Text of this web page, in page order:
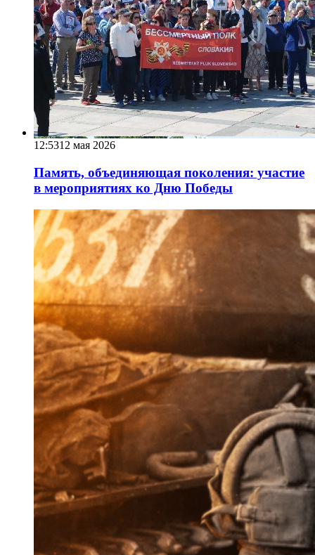
12:5312 мая 2026
Память, объединяющая поколения: участие
в мероприятиях ко Дню Победы